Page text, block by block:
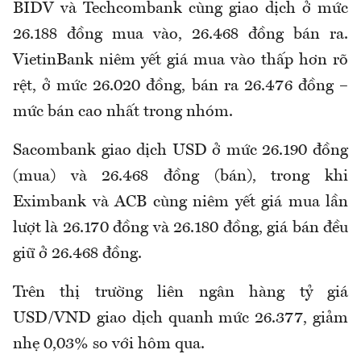
BIDV và Techcombank cùng giao dịch ở mức
26.188 đồng mua vào, 26.468 đồng bán ra.
VietinBank niêm yết giá mua vào thấp hơn rõ
rệt, ở mức 26.020 đồng, bán ra 26.476 đồng –
mức bán cao nhất trong nhóm.
Sacombank giao dịch USD ở mức 26.190 đồng
(mua) và 26.468 đồng (bán), trong khi
Eximbank và ACB cùng niêm yết giá mua lần
lượt là 26.170 đồng và 26.180 đồng, giá bán đều
giữ ở 26.468 đồng.
Trên thị trường liên ngân hàng tỷ giá
USD/VND giao dịch quanh mức 26.377, giảm
nhẹ 0,03% so với hôm qua.